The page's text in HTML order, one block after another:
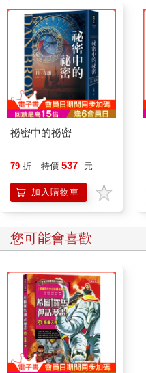
祕密中的祕密
79 折 特價 537 元
加入購物車
您可能會喜歡